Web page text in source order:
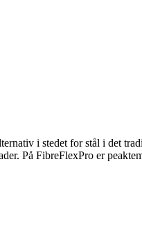
i stedet for stål i det
På FibreFlexPro er